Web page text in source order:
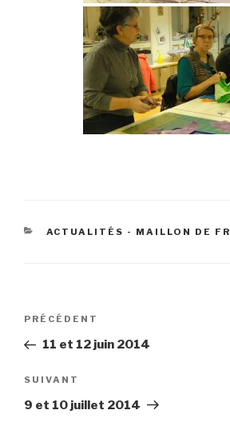
CATÉGORIES
ACTUALITÉS - MAILLON DE
Navigation
l’article
Article
précédent
PRÉCÉDENT
11 et 12 juin 2014
Article
suivant
SUIVANT
9 et 10 juillet 2014